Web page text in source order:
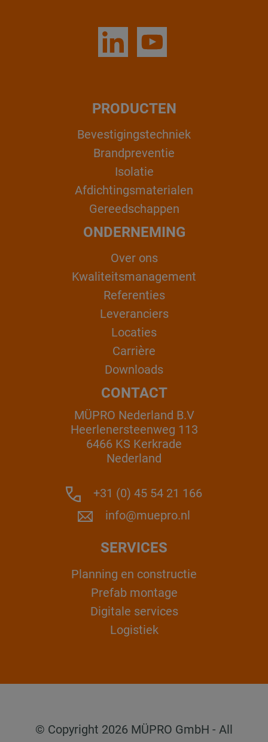
PRODUCTEN
Bevestigingstechniek
Brandpreventie
Isolatie
Afdichtingsmaterialen
Gereedschappen
ONDERNEMING
Over ons
Kwaliteitsmanagement
Referenties
Leveranciers
Locaties
Carrière
Downloads
CONTACT
MÜPRO Nederland B.V
Heerlenersteenweg 113
6466 KS Kerkrade
Nederland
+31 (0) 45 54 21 166
info@muepro.nl
SERVICES
Planning en constructie
Prefab montage
Digitale services
Logistiek
© Copyright 2026 MÜPRO GmbH - All